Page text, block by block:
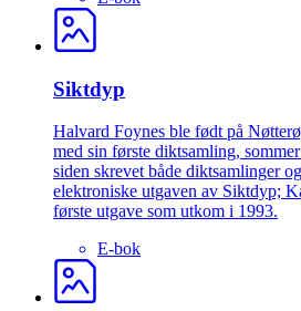
Siktdyp
Halvard Foynes ble født på
med sin første diktsamling,
siden skrevet både diktsamlinger
elektroniske utgaven av Siktdyp;
første utgave som utkom i 1993.
E-bok